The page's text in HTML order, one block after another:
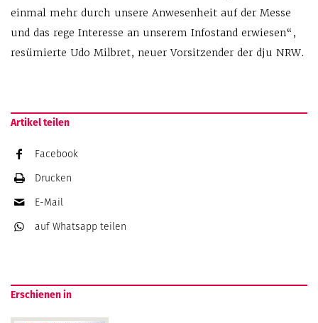
einmal mehr durch unsere Anwesenheit auf der Messe
und das rege Interesse an unserem Infostand erwiesen“,
resümierte Udo Milbret, neuer Vorsitzender der dju NRW.
Artikel teilen
Facebook
Drucken
E-Mail
auf Whatsapp teilen
Erschienen in